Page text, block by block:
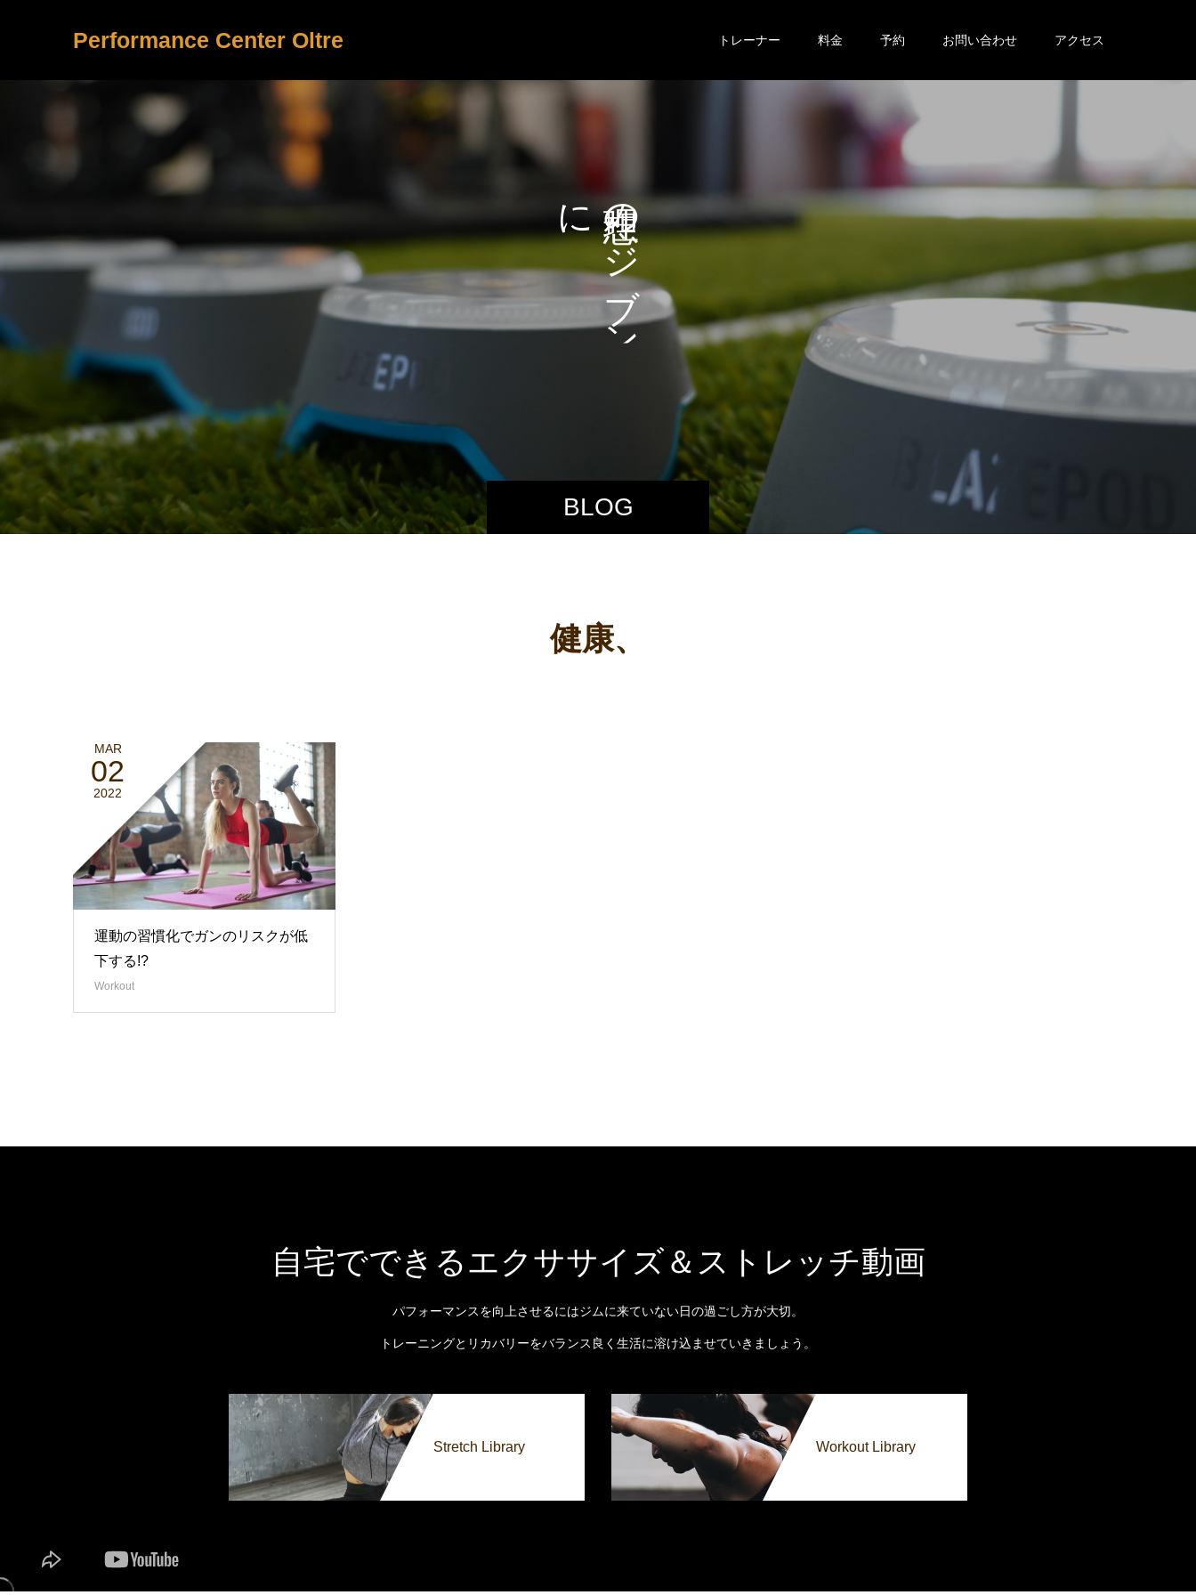
Performance Center Oltre トレーナー 料金 予約 お問い合わせ アクセス
BLOG
の
ジ
ブ
ン
に
な
る
ヒ
ン
健康、
MAR
02
2022
運動の習慣化でガンのリスクが低
下する!?
Workout
自宅でできるエクササイズ＆ストレッチ動画
パフォーマンスを向上させるにはジムに来ていない日の過ごし方が大切。
トレーニングとリカバリーをバランス良く生活に溶け込ませていきましょう。
Stretch Library Workout Library